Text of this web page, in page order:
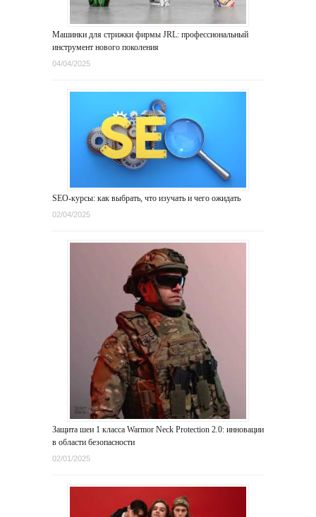
Машинки для стрижки фирмы JRL: профессиональный
инструмент нового поколения
04/04/2025
SEO-курсы: как выбрать, что изучать и чего ожидать
02/04/2025
Защита шеи 1 класса Warmor Neck Protection 2.0: инновации
в области безопасности
02/01/2025